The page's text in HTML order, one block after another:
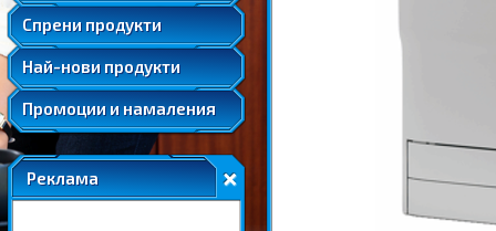
Спрени продукти
Удължени и допълнителни гаранции
Най-нови продукти
Промоции и намаления
Реклама